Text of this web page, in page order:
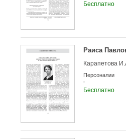
Бесплатно
Раиса
Карапетова
Персоналии
Бесплатно